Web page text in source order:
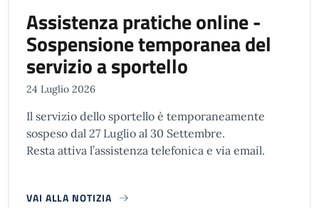
Assistenza pratiche online -
Sospensione temporanea del
servizio a sportello
24 Luglio 2026
Il servizio dello sportello è temporaneamente
sospeso dal 27 Luglio al 30 Settembre.
Resta attiva l’assistenza telefonica e via email.
VAI ALLA NOTIZIA